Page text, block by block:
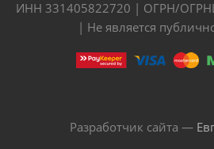
ИНН 331405822720 | ОГРН/
| Не является
Разработчик сайта —